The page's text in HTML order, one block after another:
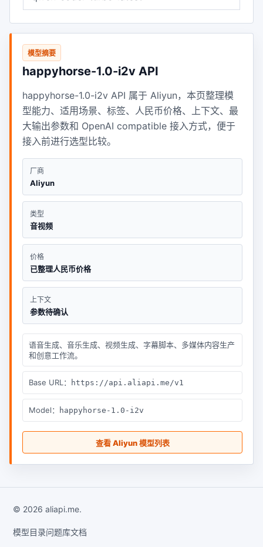
模型摘要
happyhorse-1.0-i2v API
happyhorse-1.0-i2v API 属于 Aliyun，本页整理模
型能力、适用场景、标签、人民币价格、上下文、最
大输出参数和 OpenAI compatible 接入方式，便于
接入前进行选型比较。
厂商
Aliyun
类型
音视频
价格
已整理人民币价格
上下文
参数待确认
语音生成、音乐生成、视频生成、字幕脚本、多媒体内容生产
和创意工作流。
Base URL： https://api.aliapi.me/v1
Model： happyhorse-1.0-i2v
查看 Aliyun 模型列表
© 2026 aliapi.me.
模型目录问题库文档